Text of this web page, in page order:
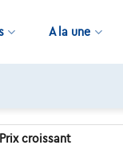
A la une